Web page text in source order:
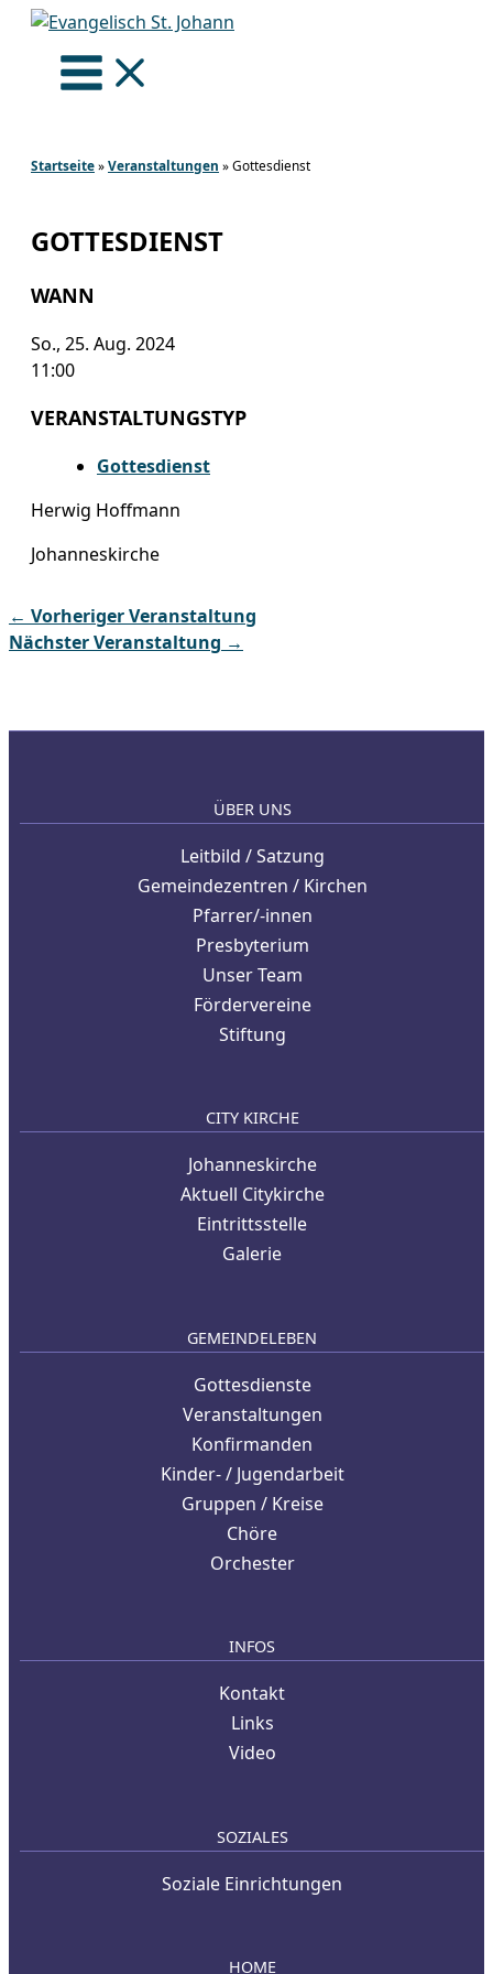
Zum
springen
Startseite»Veranstaltungen »Gottesdienst
GOTTESDIENST
WANN
So., 25. Aug. 2024
11:00
VERANSTALTUNGSTYP
Gottesdienst
Herwig Hoffmann
Johanneskirche
← Vorheriger Veranstaltung
Nächster Veranstaltung →
ÜBER UNS
Leitbild / Satzung
Gemeindezentren / Kirchen
Pfarrer/-innen
Presbyterium
Unser Team
Fördervereine
Stiftung
CITY KIRCHE
Johanneskirche
Aktuell Citykirche
Eintrittsstelle
Galerie
GEMEINDELEBEN
Gottesdienste
Veranstaltungen
Konfirmanden
Kinder- / Jugendarbeit
Gruppen / Kreise
Chöre
Orchester
INFOS
Kontakt
Links
Video
SOZIALES
Soziale Einrichtungen
HOME